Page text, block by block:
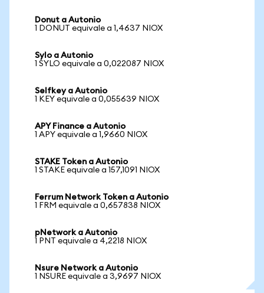
Donut a Autonio
1 DONUT equivale a 1,4637 NIOX
Sylo a Autonio
1 SYLO equivale a 0,022087 NIOX
Selfkey a Autonio
1 KEY equivale a 0,055639 NIOX
APY Finance a Autonio
1 APY equivale a 1,9660 NIOX
STAKE Token a Autonio
1 STAKE equivale a 157,1091 NIOX
Ferrum Network Token a Autonio
1 FRM equivale a 0,657838 NIOX
pNetwork a Autonio
1 PNT equivale a 4,2218 NIOX
Nsure Network a Autonio
1 NSURE equivale a 3,9697 NIOX